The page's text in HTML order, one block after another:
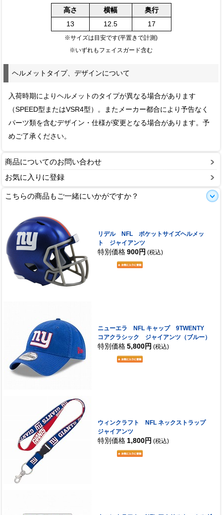
高さ 横幅
奥行
13
12.5 17
※サイズは目安です(平置きで計測)
※いずれもフェイスガード含む
ヘルメットタイプ、デザインについて
入荷時期によりヘルメットのタイプが異なる場合があります
（SPEED型またはVSR4型）。またメーカー都合により予告なく
パーツ類を含むデザイン・仕様が変更となる場合があります。予
めご了承ください。
商品についてのお問い合わせ
お気に入りに登録
こちらの商品もご一緒にいかがですか？
リデル NFL ポケットサイズヘルメッ
ト ジャイアンツ
特別価格 900円 (税込)
ニューエラ NFL キャップ 9TWENTY
コアクラシック ジャイアンツ（ブルー）
特別価格 5,800円 (税込)
ウィンクラフト NFL ネックストラップ
ジャイアンツ
特別価格 1,800円 (税込)